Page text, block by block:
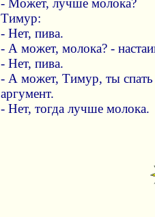
- Может, лучше молока?
Тимур:
- Нет, пива.
- А может, молока? -
- Нет, пива.
- А может, Тимур, ты
аргумент.
- Нет, тогда лучше молока.